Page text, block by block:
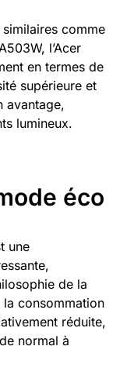
comme
l’Acer
en termes de
supérieure et
avantage,
lumineux.
éco
une
de la
consommation
réduite,
normal à